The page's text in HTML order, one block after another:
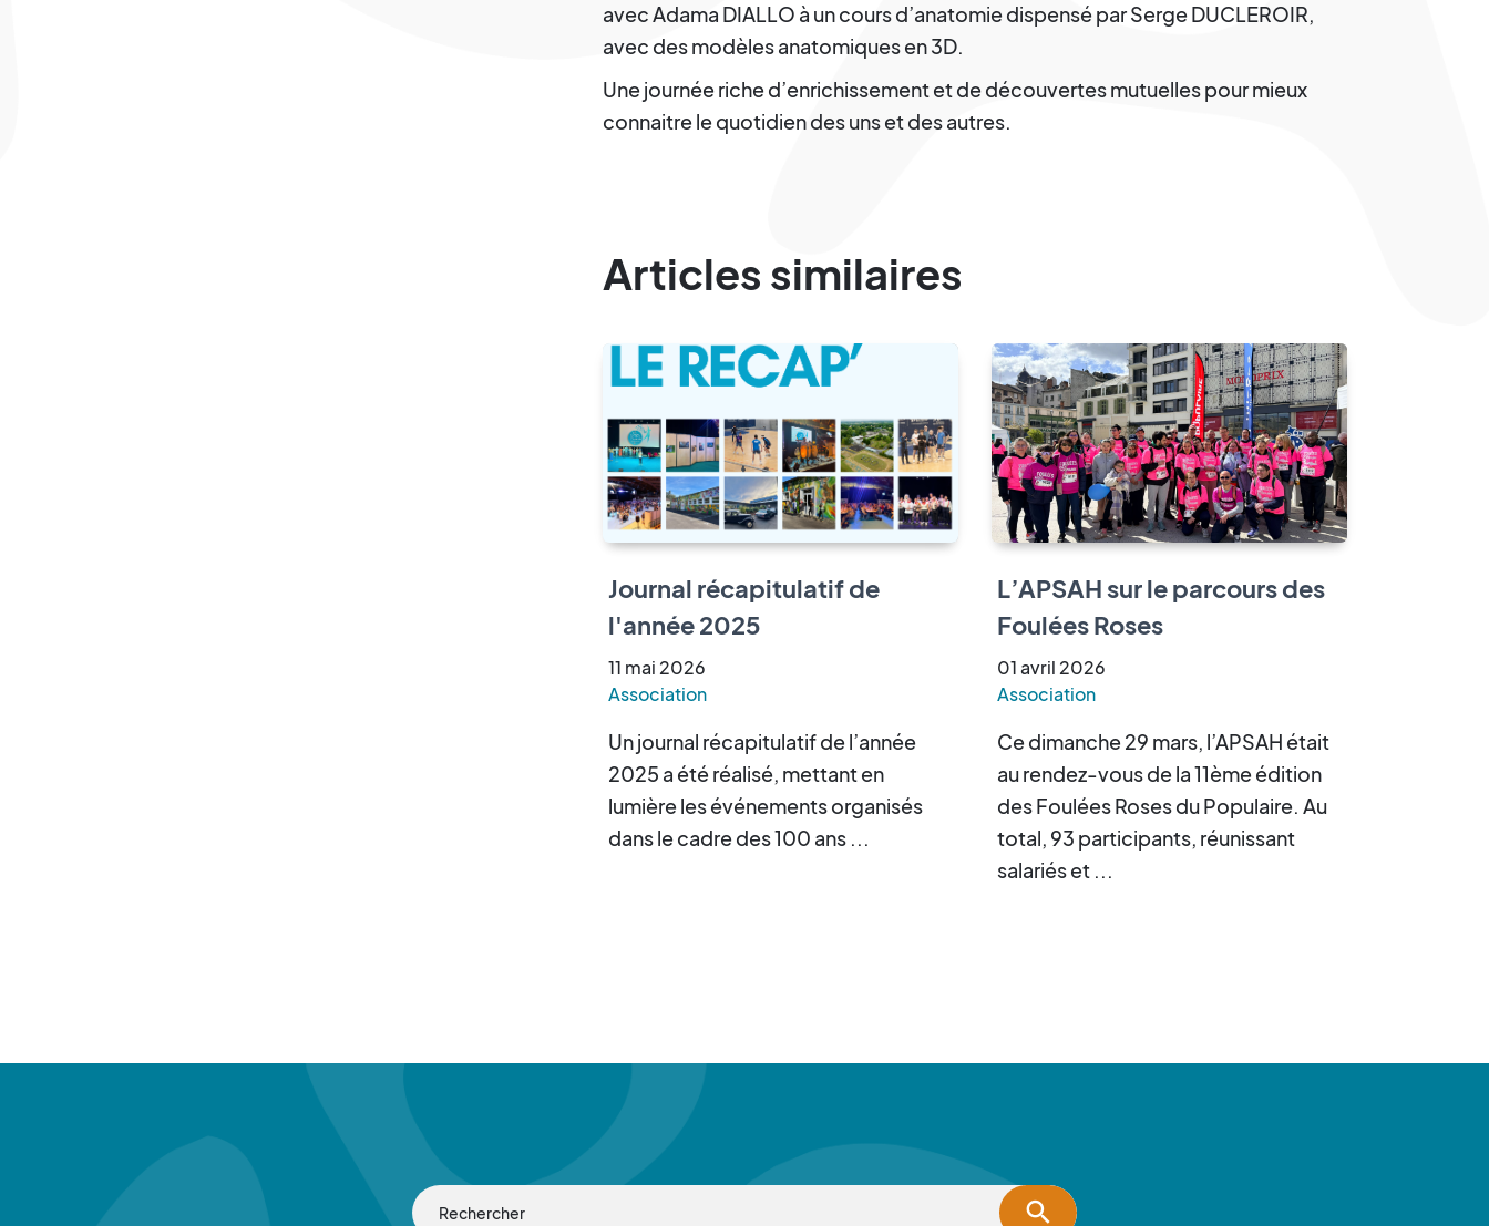
avec Adama DIALLO à un cours d’anatomie dispensé par Serge DUCLEROIR,
avec des modèles anatomiques en 3D.
Une journée riche d’enrichissement et de découvertes mutuelles pour mieux
connaitre le quotidien des uns et des autres.
Articles similaires
Journal récapitulatif de
l'année 2025
11 mai 2026
Association
Un journal récapitulatif de l’année
2025 a été réalisé, mettant en
lumière les événements organisés
dans le cadre des 100 ans ...
L’APSAH sur le parcours des
Foulées Roses
01avril 2026
Association
Ce dimanche 29 mars, l’APSAH était
au rendez-vous de la 11ème édition
des Foulées Roses du Populaire. Au
total, 93 participants, réunissant
salariés et ...
search